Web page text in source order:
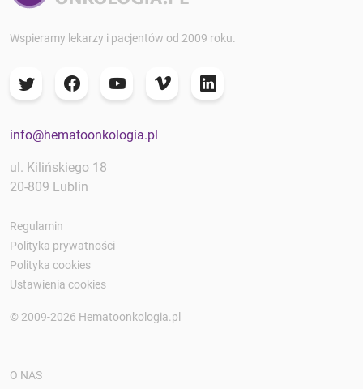
Wspieramy lekarzy i pacjentów od 2009 roku.
info@hematoonkologia.pl
ul. Kilińskiego 18
20-809 Lublin
Regulamin
Polityka prywatności
Polityka cookies
Ustawienia cookies
© 2009-2026 Hematoonkologia.pl
O NAS